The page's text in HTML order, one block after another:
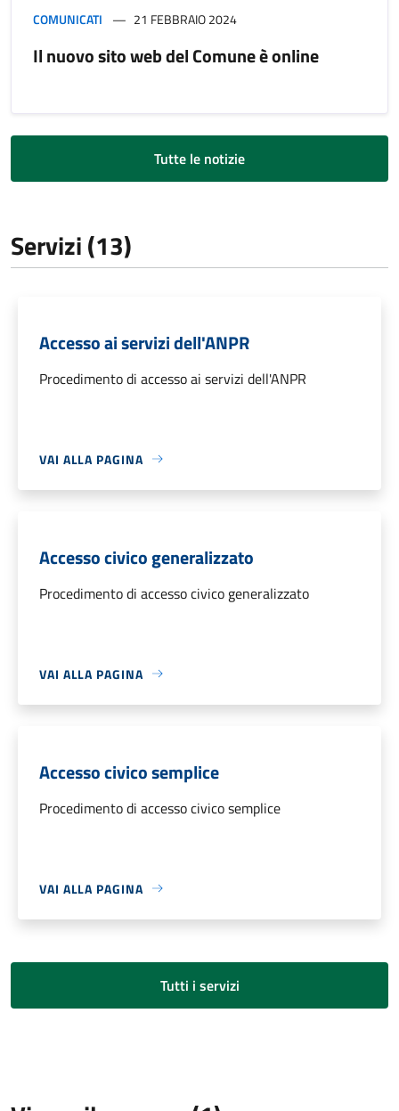
COMUNICATI 21 FEBBRAIO 2024
Il nuovo sito web del Comune è online
Tutte le notizie
Servizi (13)
Accesso ai servizi dell'ANPR
Procedimento di accesso ai servizi dell'ANPR
VAI ALLA PAGINA
Accesso civico generalizzato
Procedimento di accesso civico generalizzato
VAI ALLA PAGINA
Accesso civico semplice
Procedimento di accesso civico semplice
VAI ALLA PAGINA
Tutti i servizi